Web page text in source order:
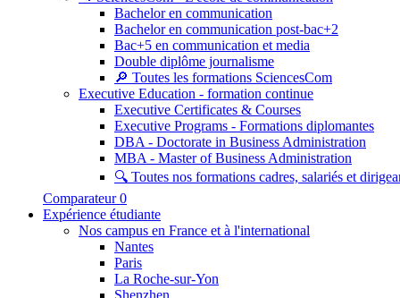
Bachelor en communication
Bachelor en communication post-bac+2
Bac+5 en communication et media
Double diplôme journalisme
🔎 Toutes les formations SciencesCom
Executive Education - formation continue
Executive Certificates & Courses
Executive Programs - Formations diplomantes
DBA - Doctorate in Business Administration
MBA - Master of Business Administration
🔍 Toutes nos formations cadres, salariés et
Comparateur 0
Expérience étudiante
Nos campus en France et à l'international
Nantes
Paris
La Roche-sur-Yon
Shenzhen